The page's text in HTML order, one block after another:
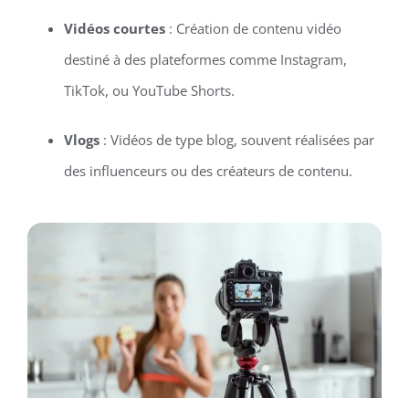
Vidéos courtes: Création de contenu vidéo
destiné à des plateformes comme Instagram,
TikTok, ou YouTube Shorts.
Vlogs: Vidéos de type blog, souvent réalisées par
des influenceurs ou des créateurs de contenu.